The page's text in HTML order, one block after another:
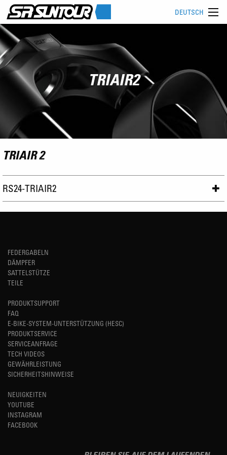
DEUTSCH
TRIAIR2
TRIAIR 2
RS24-TRIAIR2
FEDERGABELN
DÄMPFER
SATTELSTÜTZE
TEILE
PRODUKTSUPPORT
FAQ
E-BIKE-SYSTEM-UNTERSTÜTZUNG (HESC)
PRODUKTSERVICE
SERVICEANFRAGE
TECH VIDEOS
GEWÄHRLEISTUNG
SICHERHEITSHINWEISE
NEUIGKEITEN
YOUTUBE
INSTAGRAM
FACEBOOK